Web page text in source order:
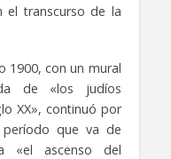
el transcurso de la
1900, con un mural
de «los judíos
XX», continuó por
período que va de
«el ascenso del